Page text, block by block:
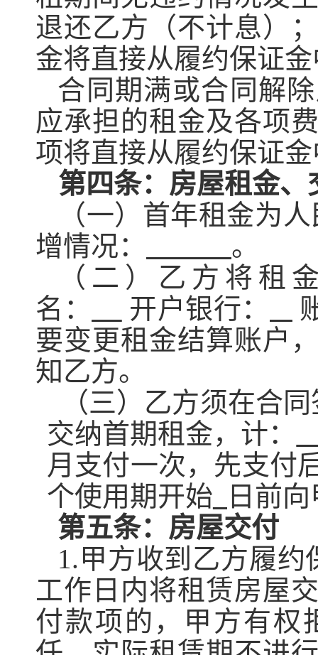
退还乙方（不计息）
金将直接从履约保证
合同期满或合同解
应承担的租金及各项
项将直接从履约保证
第四条： 房屋租金、
（一）首年租金为
增情况：
。
（二）乙方将租
名：
开户银行：
要变更租金结算账户
知乙方。
（三）乙方须在合
交纳首期租金，计：
月支付一次，先支付
个使用期开始
日前
第五条： 房屋交付
1.甲方收到乙方履
工作日内将租赁房屋
付款项的，甲方有权